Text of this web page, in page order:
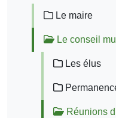
Le maire
Le conseil
Les élus
Réunions